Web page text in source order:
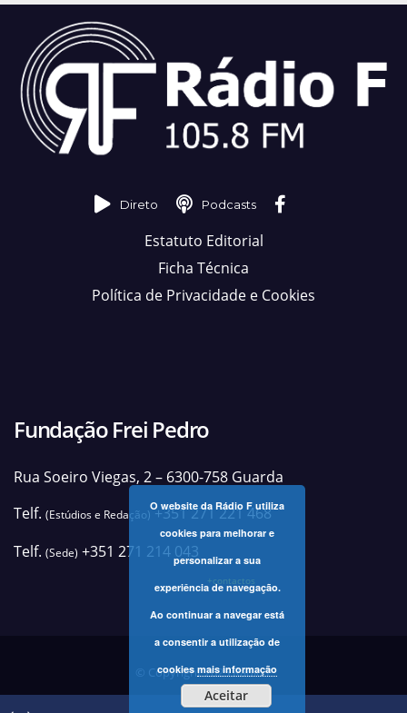
Direto Podcasts
Estatuto Editorial
Ficha Técnica
Política de Privacidade e Cookies
Fundação Frei Pedro
Rua Soeiro Viegas, 2 – 6300-758 Guarda
Telf. (Estúdios e Redação)+351 271 221 468
Telf. (Sede) +351 271 214 043
+contactos
© Copyright 2025 Rádio F
O website da Rádio F utiliza
cookies para melhorar e
personalizar a sua
experiência de navegação.
Ao continuar a navegar está
a consentir a utilização de
cookiesmais informação
Aceitar